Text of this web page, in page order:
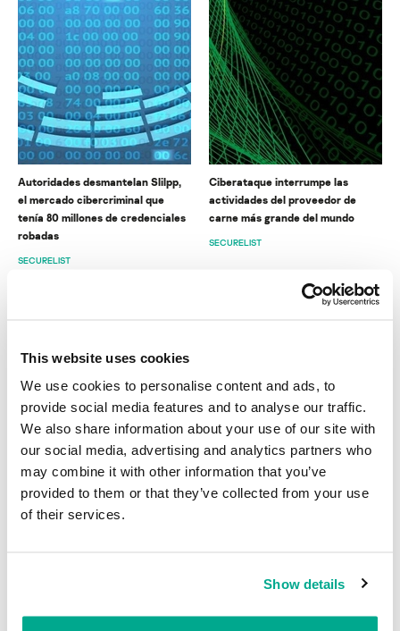
This website uses cookies
We use cookies to personalise content and ads, to
provide social media features and to analyse our traffic.
We also share information about your use of our site with
our social media, advertising and analytics partners who
may combine it with other information that you’ve
provided to them or that they’ve collected from your use
of their services.
Show details
Autoridades desmantelan Slilpp,
el mercado cibercriminal que
tenía 80 millones de credenciales
robadas
SECURELIST
Ciberataque interrumpe las
actividades del proveedor de
carne más grande del mundo
SECURELIST